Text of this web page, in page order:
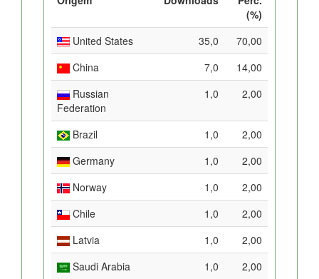
(%)
United States
35,0
70,00
China
7,0
14,00
Russian
Federation
1,0 2,00
Brazil 1,0
2,00
Germany
1,0
2,00
Norway
1,0
2,00
Chile
1,0
2,00
Latvia
1,0
2,00
Saudi Arabia
1,0
2,00